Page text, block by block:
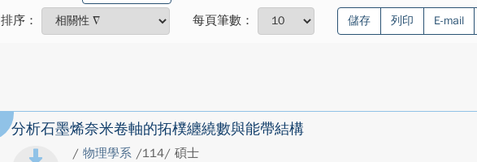
排序： 每頁筆數： 儲存 列印 E-mail
分析石墨烯奈米卷軸的拓樸纏繞數與能帶結構
/ 物理學系 /114/ 碩士